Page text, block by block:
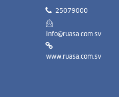
25079000
info@ruasa.com.sv
www.ruasa.com.sv